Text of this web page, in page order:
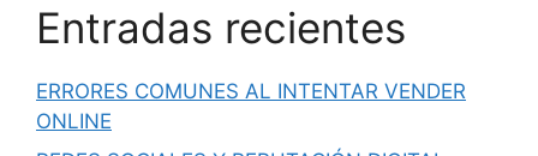
Entradas recientes
ERRORES COMUNES AL INTENTAR VENDER
ONLINE